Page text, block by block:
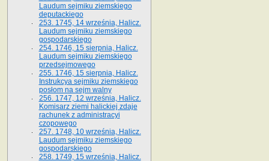
Laudum sejmiku ziemskiego
deputackiego
253. 1745, 14 września, Halicz.
Laudum sejmiku ziemskiego
gospodarskiego
254. 1746, 15 sierpnia, Halicz.
Laudum sejmiku ziemskiego
przedsejmowego
255. 1746, 15 sierpnia, Halicz.
Instrukcya sejmiku ziemskiego
posłom na sejm walny
256. 1747, 12 września, Halicz.
Komisarz ziemi halickiej zdaje
rachunek z administracyi
czopowego
257. 1748, 10 września, Halicz.
Laudum sejmiku ziemskiego
gospodarskiego
258. 1749, 15 września, Halicz.